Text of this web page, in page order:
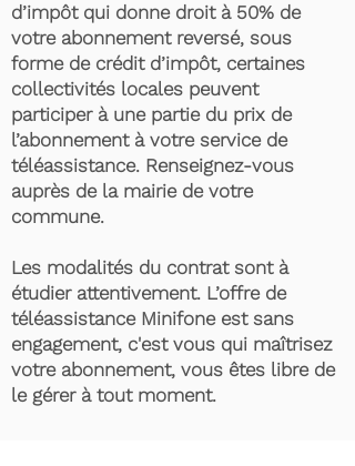
d’impôt qui donne droit à 50% de
votre abonnement reversé, sous
forme de crédit d’impôt, certaines
collectivités locales peuvent
participer à une partie du prix de
l’abonnement à votre service de
téléassistance. Renseignez-vous
auprès de la mairie de votre
commune.
Les modalités du contrat sont à
étudier attentivement. L’offre de
téléassistance Minifone est sans
engagement, c'est vous qui maîtrisez
votre abonnement, vous êtes libre de
le gérer à tout moment.